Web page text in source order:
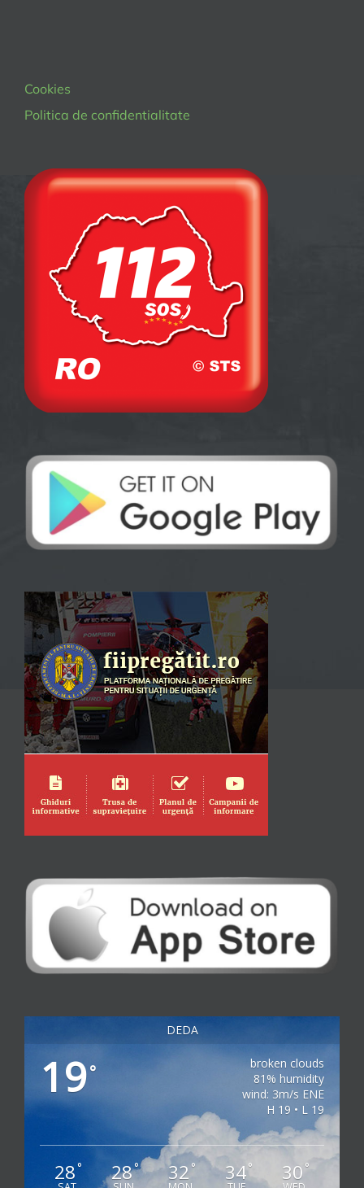
Cookies
Politica de confidentialitate
DEDA
19°
broken clouds
81% humidity
wind: 3m/s ENE
H 19 • L 19
28° 28° 32° 34° 30 °